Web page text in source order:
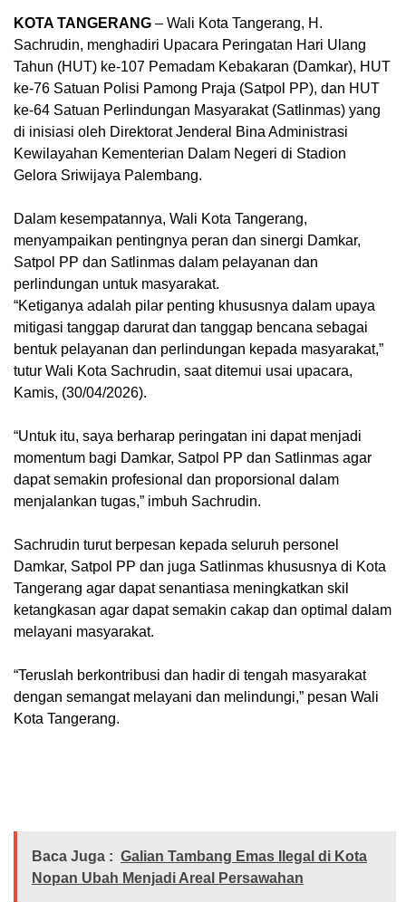
KOTA TANGERANG – Wali Kota Tangerang, H.
Sachrudin, menghadiri Upacara Peringatan Hari Ulang
Tahun (HUT) ke-107 Pemadam Kebakaran (Damkar), HUT
ke-76 Satuan Polisi Pamong Praja (Satpol PP), dan HUT
ke-64 Satuan Perlindungan Masyarakat (Satlinmas) yang
di inisiasi oleh Direktorat Jenderal Bina Administrasi
Kewilayahan Kementerian Dalam Negeri di Stadion
Gelora Sriwijaya Palembang.
Dalam kesempatannya, Wali Kota Tangerang,
menyampaikan pentingnya peran dan sinergi Damkar,
Satpol PP dan Satlinmas dalam pelayanan dan
perlindungan untuk masyarakat.
“Ketiganya adalah pilar penting khususnya dalam upaya
mitigasi tanggap darurat dan tanggap bencana sebagai
bentuk pelayanan dan perlindungan kepada masyarakat,”
tutur Wali Kota Sachrudin, saat ditemui usai upacara,
Kamis, (30/04/2026).
“Untuk itu, saya berharap peringatan ini dapat menjadi
momentum bagi Damkar, Satpol PP dan Satlinmas agar
dapat semakin profesional dan proporsional dalam
menjalankan tugas,” imbuh Sachrudin.
Sachrudin turut berpesan kepada seluruh personel
Damkar, Satpol PP dan juga Satlinmas khususnya di Kota
Tangerang agar dapat senantiasa meningkatkan skil
ketangkasan agar dapat semakin cakap dan optimal dalam
melayani masyarakat.
“Teruslah berkontribusi dan hadir di tengah masyarakat
dengan semangat melayani dan melindungi,” pesan Wali
Kota Tangerang.
Baca Juga : Galian Tambang Emas Ilegal di Kota
Nopan Ubah Menjadi Areal Persawahan